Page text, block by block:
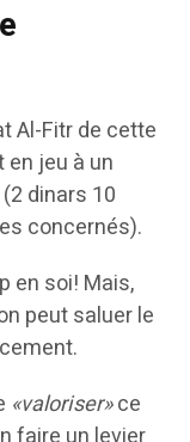
Al-Fitr de cette
jeu à un
dinars 10
concernés).
en soi! Mais,
peut saluer le
«valoriser»ce